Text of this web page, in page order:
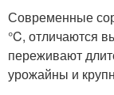
Современные
°C, отличаются
переживают
урожайны и